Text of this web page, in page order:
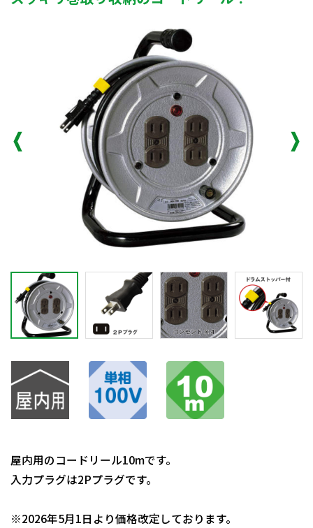
屋内用のコードリール10mです。
入力プラグは2Pプラグです。
※2026年5月1日より価格改定しております。